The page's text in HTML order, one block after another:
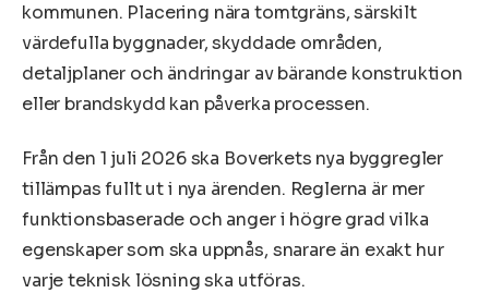
kommunen. Placering nära tomtgräns, särskilt
värdefulla byggnader, skyddade områden,
detaljplaner och ändringar av bärande konstruktion
eller brandskydd kan påverka processen.
Från den 1 juli 2026 ska Boverkets nya byggregler
tillämpas fullt ut i nya ärenden. Reglerna är mer
funktionsbaserade och anger i högre grad vilka
egenskaper som ska uppnås, snarare än exakt hur
varje teknisk lösning ska utföras.